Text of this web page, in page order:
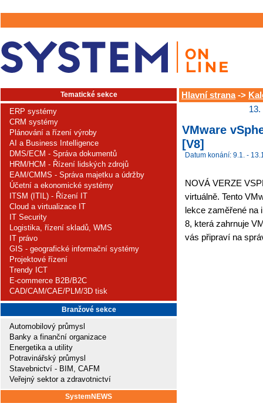
Tematické sekce
ERP systémy
CRM systémy
Plánování a řízení výroby
AI a Business Intelligence
DMS/ECM - Správa dokumentů
HRM/HCM - Řízení lidských zdrojů
EAM/CMMS - Správa majetku a údržby
Účetní a ekonomické systémy
ITSM (ITIL) - Řízení IT
Cloud a virtualizace IT
IT Security
Logistika, řízení skladů, WMS
IT právo
GIS - geografické informační systémy
Projektové řízení
Trendy ICT
E-commerce B2B/B2C
CAD/CAM/CAE/PLM/3D tisk
Branžové sekce
Automobilový průmysl
Banky a finanční organizace
Energetika a utility
Potravinářský průmysl
Stavebnictví - BIM, CAFM
Veřejný sektor a zdravotnictví
SystemNEWS
Hlavní strana->
VMware
[V8]
Datum konání: 9.1. -
NOVÁ VERZE
virtuálně. Tento
lekce zaměřené na
8, která zahrnuje
vás připraví na